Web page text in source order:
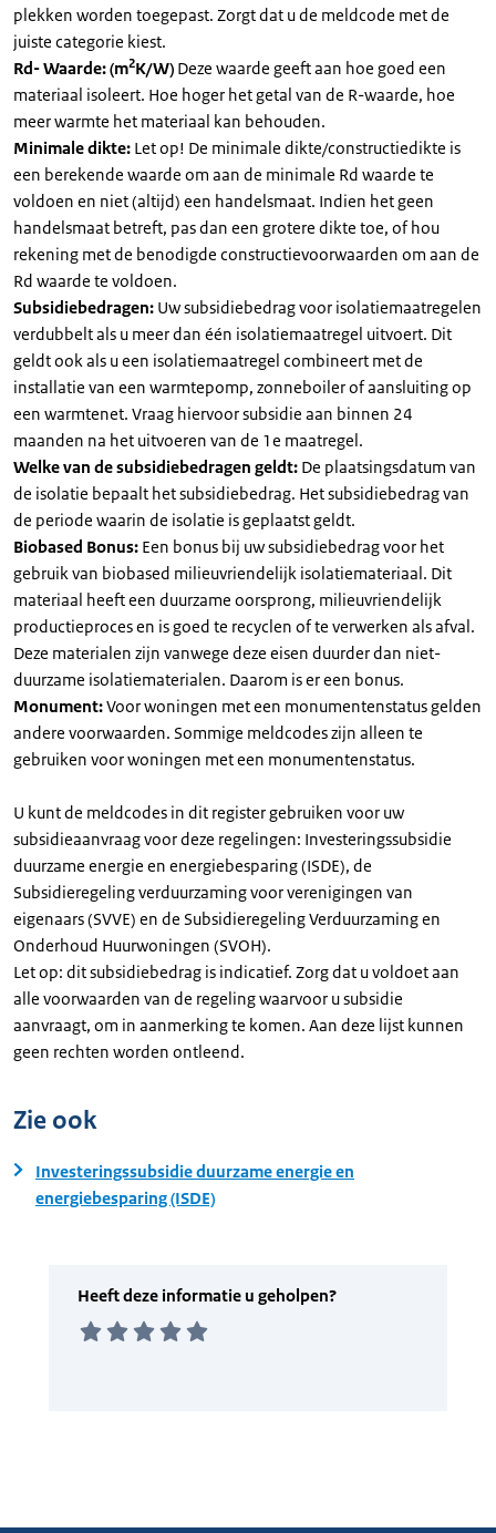
plekken worden toegepast. Zorgt dat u de meldcode met de
juiste categorie kiest.
Rd- Waarde: (m2K/W) Deze waarde geeft aan hoe goed een
materiaal isoleert. Hoe hoger het getal van de R-waarde, hoe
meer warmte het materiaal kan behouden.
Minimale dikte: Let op! De minimale dikte/constructiedikte is
een berekende waarde om aan de minimale Rd waarde te
voldoen en niet (altijd) een handelsmaat. Indien het geen
handelsmaat betreft, pas dan een grotere dikte toe, of hou
rekening met de benodigde constructievoorwaarden om aan de
Rd waarde te voldoen.
Subsidiebedragen: Uw subsidiebedrag voor isolatiemaatregelen
verdubbelt als u meer dan één isolatiemaatregel uitvoert. Dit
geldt ook als u een isolatiemaatregel combineert met de
installatie van een warmtepomp, zonneboiler of aansluiting op
een warmtenet. Vraag hiervoor subsidie aan binnen 24
maanden na het uitvoeren van de 1e maatregel.
Welke van de subsidiebedragen geldt: De plaatsingsdatum van
de isolatie bepaalt het subsidiebedrag. Het subsidiebedrag van
de periode waarin de isolatie is geplaatst geldt.
Biobased Bonus: Een bonus bij uw subsidiebedrag voor het
gebruik van biobased milieuvriendelijk isolatiemateriaal. Dit
materiaal heeft een duurzame oorsprong, milieuvriendelijk
productieproces en is goed te recyclen of te verwerken als afval.
Deze materialen zijn vanwege deze eisen duurder dan niet-
duurzame isolatiematerialen. Daarom is er een bonus.
Monument:Voor woningen met een monumentenstatus gelden
andere voorwaarden. Sommige meldcodes zijn alleen te
gebruiken voor woningen met een monumentenstatus.
U kunt de meldcodes in dit register gebruiken voor uw
subsidieaanvraag voor deze regelingen: Investeringssubsidie
duurzame energie en energiebesparing (ISDE), de
Subsidieregeling verduurzaming voor verenigingen van
eigenaars (SVVE) en de Subsidieregeling Verduurzaming en
Onderhoud Huurwoningen (SVOH).
Let op: dit subsidiebedrag is indicatief. Zorg dat u voldoet aan
alle voorwaarden van de regeling waarvoor u subsidie
aanvraagt, om in aanmerking te komen. Aan deze lijst kunnen
geen rechten worden ontleend.
Zie ook
Investeringssubsidie duurzame energie en
energiebesparing (ISDE)